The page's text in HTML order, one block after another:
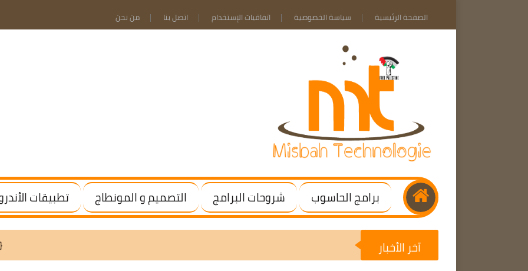
الصفحة الرئيسية سياسة الخصوصية اتفاقيات الإستخدام اتصل بنا من نحن
برامج الحاسوب شروحات البرامج التصميم و المونطاج تطبيقات
آخر الأخبار